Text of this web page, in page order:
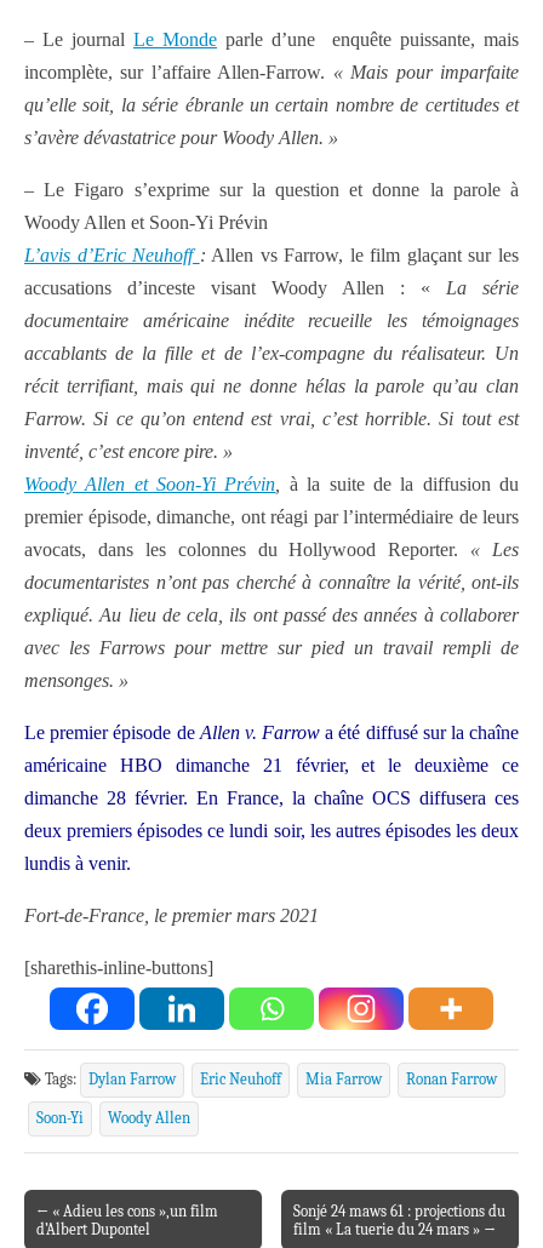
– Le journal Le Monde parle d’une enquête puissante, mais
incomplète, sur l’affaire Allen-Farrow. « Mais pour imparfaite
qu’elle soit, la série ébranle un certain nombre de certitudes et
s’avère dévastatrice pour Woody Allen. »
– Le Figaro s’exprime sur la question et donne la parole à
Woody Allen et Soon-Yi Prévin
L’avis d’Eric Neuhoff : Allen vs Farrow, le film glaçant sur les
accusations d’inceste visant Woody Allen : « La série
documentaire américaine inédite recueille les témoignages
accablants de la fille et de l’ex-compagne du réalisateur. Un
récit terrifiant, mais qui ne donne hélas la parole qu’au clan
Farrow. Si ce qu’on entend est vrai, c’est horrible. Si tout est
inventé, c’est encore pire. »
Woody Allen et Soon-Yi Prévin
à la suite de la diffusion du
premier épisode, dimanche, ont réagi par l’intermédiaire de leurs
avocats, dans les colonnes du Hollywood Reporter. « Les
documentaristes n’ont pas cherché à connaître la vérité, ont-ils
expliqué. Au lieu de cela, ils ont passé des années à collaborer
avec les Farrows pour mettre sur pied un travail rempli de
mensonges. »
Le premier épisode de Allen v. Farrow a été diffusé sur la chaîne
américaine HBO dimanche 21 février, et le deuxième ce
dimanche 28 février. En France, la chaîne OCS diffusera ces
deux premiers épisodes ce lundi soir, les autres épisodes les deux
lundis à venir.
Fort-de-France, le premier mars 2021
[sharethis-inline-buttons]
Tags: Dylan Farrow Eric Neuhoff Mia Farrow Ronan Farrow
Soon-Yi Woody Allen
Post navigation
← « Adieu les cons »,un film
d’Albert Dupontel
Sonjé 24 maws 61 : projections du
film « La tuerie du 24 mars » →